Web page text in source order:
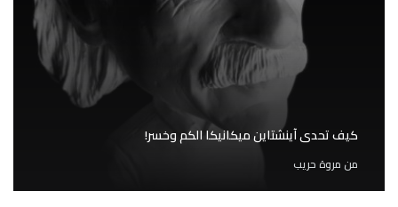
كيف تحدى آينشتاين ميكانيكا الكم وخسر!
من مروة حريب